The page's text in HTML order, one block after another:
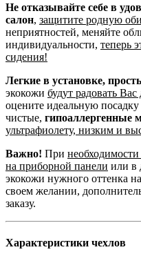
Не отказывайте себе в
салон, защитите родную
неприятностей, меняйте
индивидуальности, теперь
сидения!
Легкие в установке,
экокожи будут радовать
оцените идеальную
чистые, гипоаллергенные
ультрафиолету, низким и
Важно! При
на приборной панели или в
экокожи нужного оттенка
своем желании,
заказу.
Характеристики чехлов